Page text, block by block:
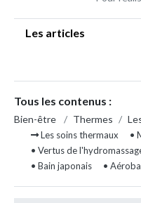
Les articles
Tous les contenus :
Bien-être / Thermes /
Les soins thermaux
•
• Vertus de
• Bain japonais
•